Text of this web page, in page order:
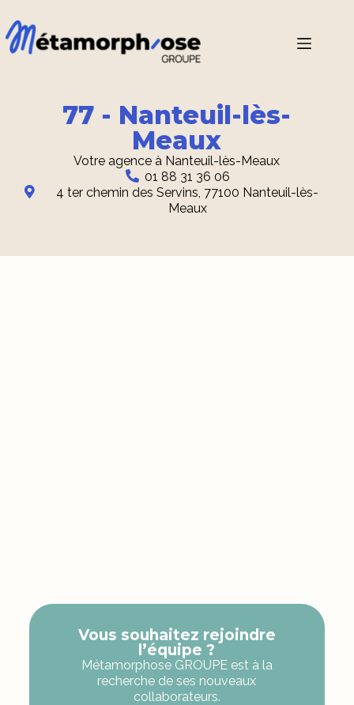
77 - Nanteuil-lès-
Meaux
Votre agence à Nanteuil-lès-Meaux
01 88 31 36 06
4 ter chemin des Servins, 77100 Nanteuil-lès-
Meaux
Vous souhaitez rejoindre
l’équipe ?
Métamorphose GROUPE est à la
recherche de ses nouveaux
collaborateurs.